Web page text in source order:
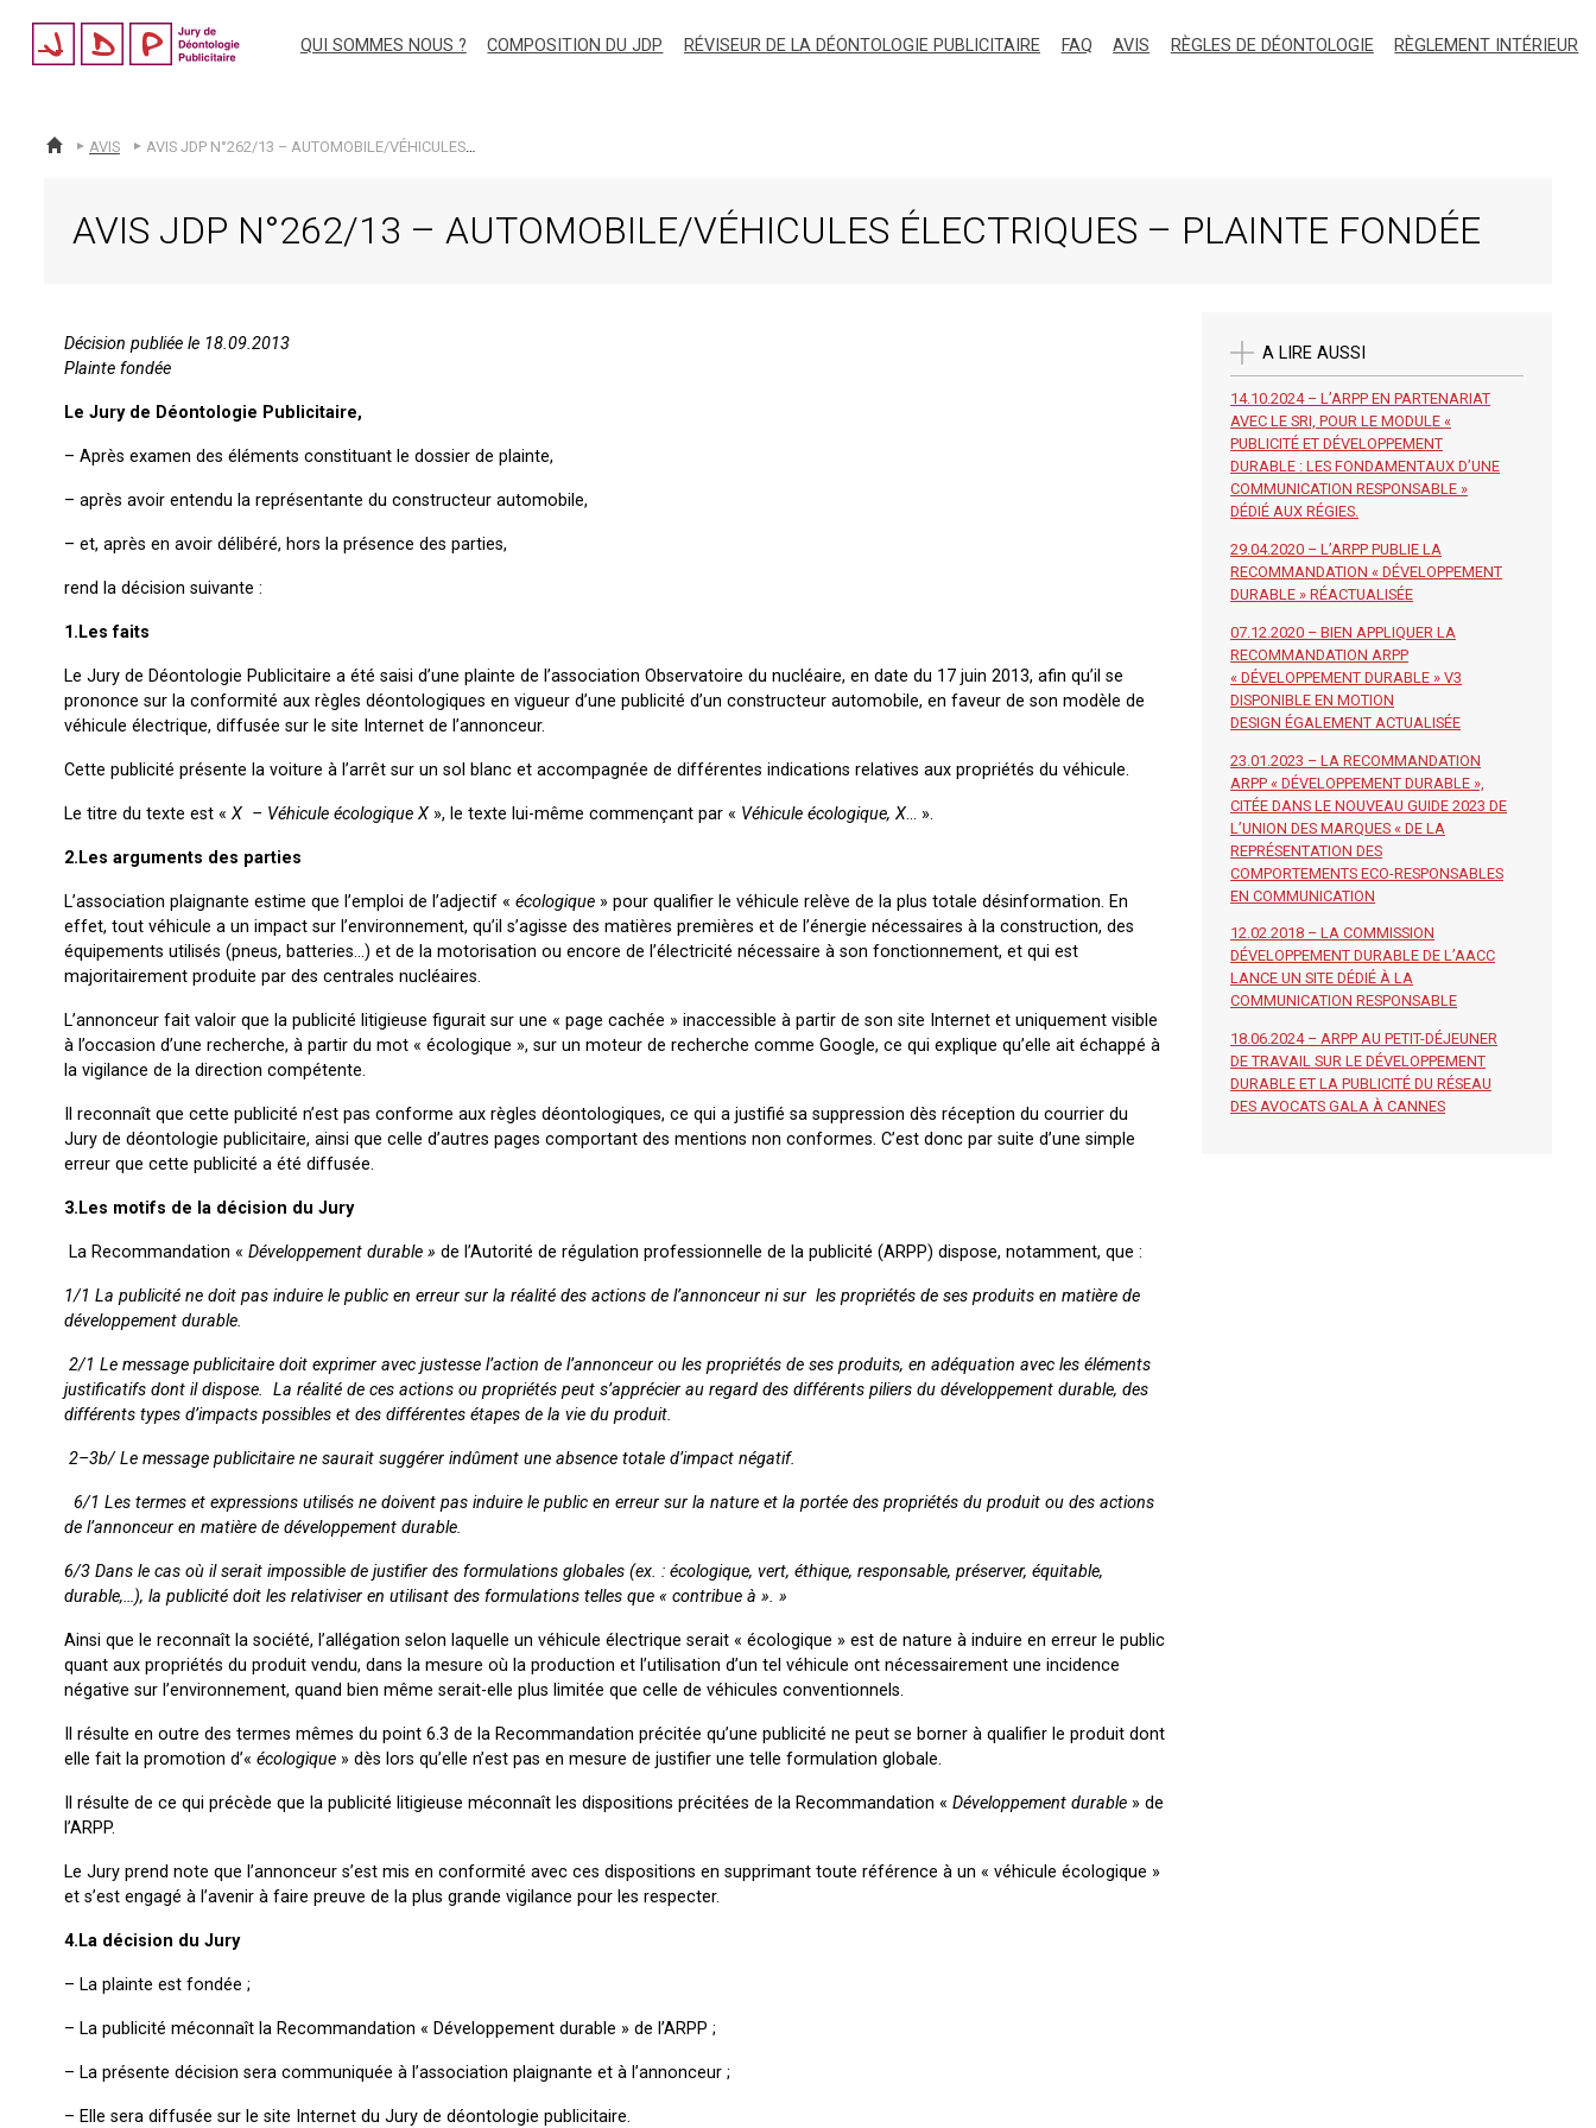
jdp QUI SOMMES NOUS ? COMPOSITION DU JDP RÉVISEUR DE LA DÉONTOLOGIE PUBLICITAIRE FAQ AVIS RÈGLES DE DÉONTOLOGIE RÈGLEMENT INTÉRIEUR
ACCUEIL
AVIS AVIS JDP N°262/13 – AUTOMOBILE/VÉHICULES ÉLECTRIQUES – PLAINTE FONDÉE
AVIS JDP N°262/13 – AUTOMOBILE/VÉHICULES ÉLECTRIQUES – PLAINTE FONDÉE
Décision publiée le 18.09.2013
Plainte fondée
Le Jury de Déontologie Publicitaire,
– Après examen des éléments constituant le dossier de plainte,
– après avoir entendu la représentante du constructeur automobile,
– et, après en avoir délibéré, hors la présence des parties,
rend la décision suivante :
1.Les faits
Le Jury de Déontologie Publicitaire a été saisi d’une plainte de l’association Observatoire du nucléaire, en date du 17 juin 2013, afin qu’il se
prononce sur la conformité aux règles déontologiques en vigueur d’une publicité d’un constructeur automobile, en faveur de son modèle de
véhicule électrique, diffusée sur le site Internet de l’annonceur.
Cette publicité présente la voiture à l’arrêt sur un sol blanc et accompagnée de différentes indications relatives aux propriétés du véhicule.
Le titre du texte est « X – Véhicule écologique X», le texte lui-même commençant par « Véhicule écologique, X… ».
2.Les arguments des parties
L’association plaignante estime que l’emploi de l’adjectif « écologique» pour qualifier le véhicule relève de la plus totale désinformation. En
effet, tout véhicule a un impact sur l’environnement, qu’il s’agisse des matières premières et de l’énergie nécessaires à la construction, des
équipements utilisés (pneus, batteries…) et de la motorisation ou encore de l’électricité nécessaire à son fonctionnement, et qui est
majoritairement produite par des centrales nucléaires.
L’annonceur fait valoir que la publicité litigieuse figurait sur une « page cachée » inaccessible à partir de son site Internet et uniquement visible
à l’occasion d’une recherche, à partir du mot « écologique », sur un moteur de recherche comme Google, ce qui explique qu’elle ait échappé à
la vigilance de la direction compétente.
Il reconnaît que cette publicité n’est pas conforme aux règles déontologiques, ce qui a justifié sa suppression dès réception du courrier du
Jury de déontologie publicitaire, ainsi que celle d’autres pages comportant des mentions non conformes. C’est donc par suite d’une simple
erreur que cette publicité a été diffusée.
3.Les motifs de la décision du Jury
La Recommandation « Développement durable » de l’Autorité de régulation professionnelle de la publicité (ARPP) dispose, notamment, que :
1/1 La publicité ne doit pas induire le public en erreur sur la réalité des actions de l’annonceur ni sur les propriétés de ses produits en matière de
développement durable.
2/1 Le message publicitaire doit exprimer avec justesse l’action de l’annonceur ou les propriétés de ses produits, en adéquation avec les éléments
justificatifs dont il dispose. La réalité de ces actions ou propriétés peut s’apprécier au regard des différents piliers du développement durable, des
différents types d’impacts possibles et des différentes étapes de la vie du produit.
2–3b/ Le message publicitaire ne saurait suggérer indûment une absence totale d’impact négatif.
6/1 Les termes et expressions utilisés ne doivent pas induire le public en erreur sur la nature et la portée des propriétés du produit ou des actions
de l’annonceur en matière de développement durable.
6/3 Dans le cas où il serait impossible de justifier des formulations globales (ex. : écologique, vert, éthique, responsable, préserver, équitable,
durable,…), la publicité doit les relativiser en utilisant des formulations telles que « contribue à ». »
Ainsi que le reconnaît la société, l’allégation selon laquelle un véhicule électrique serait « écologique » est de nature à induire en erreur le public
quant aux propriétés du produit vendu, dans la mesure où la production et l’utilisation d’un tel véhicule ont nécessairement une incidence
négative sur l’environnement, quand bien même serait-elle plus limitée que celle de véhicules conventionnels.
Il résulte en outre des termes mêmes du point 6.3 de la Recommandation précitée qu’une publicité ne peut se borner à qualifier le produit dont
elle fait la promotion d’« écologique» dès lors qu’elle n’est pas en mesure de justifier une telle formulation globale.
Il résulte de ce qui précède que la publicité litigieuse méconnaît les dispositions précitées de la Recommandation « Développement durable» de
l’ARPP.
Le Jury prend note que l’annonceur s’est mis en conformité avec ces dispositions en supprimant toute référence à un « véhicule écologique »
et s’est engagé à l’avenir à faire preuve de la plus grande vigilance pour les respecter.
4.La décision du Jury
– La plainte est fondée ;
– La publicité méconnaît la Recommandation « Développement durable » de l’ARPP ;
– La présente décision sera communiquée à l’association plaignante et à l’annonceur ;
– Elle sera diffusée sur le site Internet du Jury de déontologie publicitaire.
A LIRE AUSSI
14.10.2024 – L’ARPP EN PARTENARIAT
AVEC LE SRI, POUR LE MODULE «
PUBLICITÉ ET DÉVELOPPEMENT
DURABLE : LES FONDAMENTAUX D’UNE
COMMUNICATION RESPONSABLE »
DÉDIÉ AUX RÉGIES.
29.04.2020 – L’ARPP PUBLIE LA
RECOMMANDATION « DÉVELOPPEMENT
DURABLE » RÉACTUALISÉE
07.12.2020 – BIEN APPLIQUER LA
RECOMMANDATION ARPP
« DÉVELOPPEMENT DURABLE » V3
DISPONIBLE EN MOTION
DESIGN ÉGALEMENT ACTUALISÉE
23.01.2023 – LA RECOMMANDATION
ARPP « DÉVELOPPEMENT DURABLE »,
CITÉE DANS LE NOUVEAU GUIDE 2023 DE
L’UNION DES MARQUES « DE LA
REPRÉSENTATION DES
COMPORTEMENTS ECO-RESPONSABLES
EN COMMUNICATION
12.02.2018 – LA COMMISSION
DÉVELOPPEMENT DURABLE DE L’AACC
LANCE UN SITE DÉDIÉ À LA
COMMUNICATION RESPONSABLE
18.06.2024 – ARPP AU PETIT-DÉJEUNER
DE TRAVAIL SUR LE DÉVELOPPEMENT
DURABLE ET LA PUBLICITÉ DU RÉSEAU
DES AVOCATS GALA À CANNES